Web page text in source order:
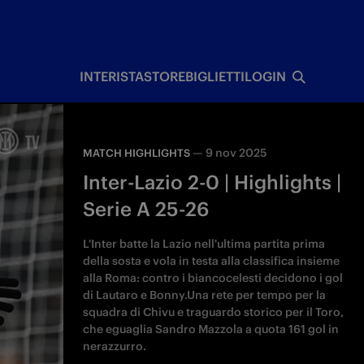
INTERISTASTOREBIGLIETTILOGIN
MATCH HIGHLIGHTS —9 nov 2025
Inter-Lazio 2-0 | Highlights |
Serie A 25-26
L'Inter batte la Lazio nell'ultima partita prima
della sosta e vola in testa alla classifica insieme
alla Roma: contro i biancocelesti decidono i gol
di Lautaro e Bonny.Una rete per tempo per la
squadra di Chivu e traguardo storico per il Toro,
che eguaglia Sandro Mazzola a quota 161 gol in
nerazzurro.